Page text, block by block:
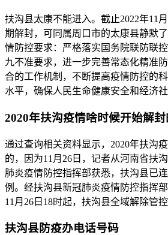
扶沟县太康不能进入。截止2022年11
期解封，可同属周口市的太康县静默
情防控要求：严格落实国务院联防联
九不准要求，进一步完善常态化精准
合的工作机制，不断提高疫情防控的
水平，确保人民生命健康安全和经济
2020年扶沟疫情啥时候开始解封
通过查询相关资料显示，2020年扶沟
的，因为11月26日，记者从河南省扶
肺炎疫情防控指挥部获悉，扶沟县已
例。经扶沟县新冠肺炎疫情防控指挥
11月26日18时起，扶沟县全域解除管控
扶沟县防疫办电话号码